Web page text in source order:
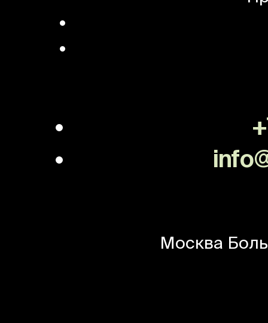
Москва